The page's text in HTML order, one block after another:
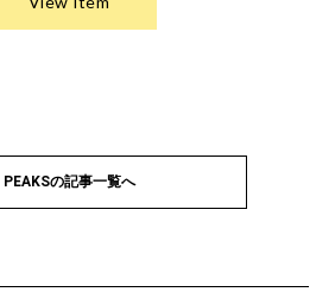
PEAKSの記事一覧へ